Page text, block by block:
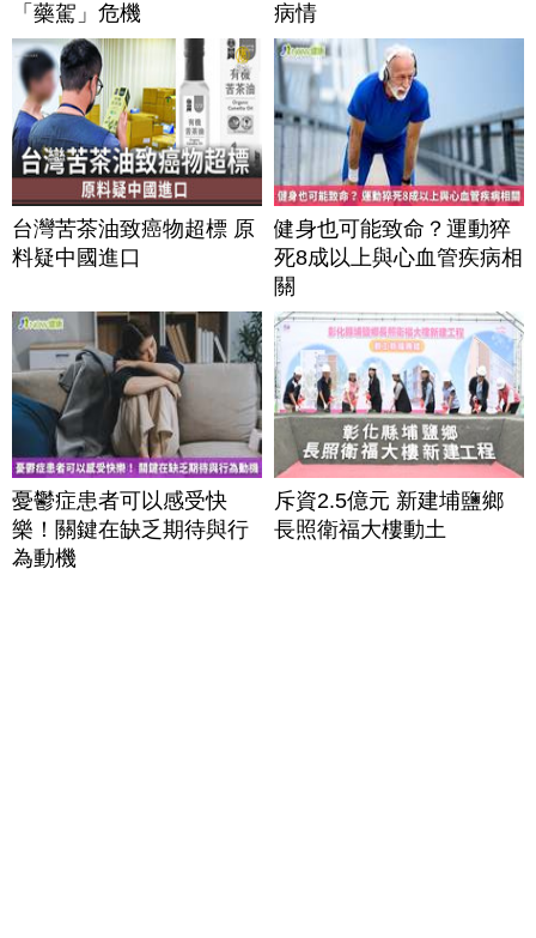
「藥駕」危機
病情
台灣苦茶油致癌物超標 原
料疑中國進口
健身也可能致命？運動猝
死8成以上與心血管疾病相
關
憂鬱症患者可以感受快
樂！關鍵在缺乏期待與行
為動機
斥資2.5億元 新建埔鹽鄉
長照衛福大樓動土